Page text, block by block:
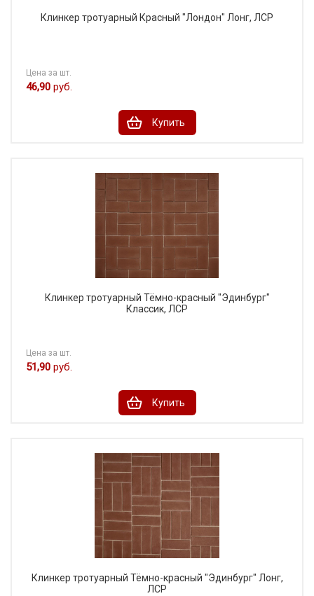
Клинкер тротуарный Красный "Лондон" Лонг, ЛСР
Цена за шт.
46,90 руб.
Купить
Клинкер тротуарный Тёмно-красный "Эдинбург"
Классик, ЛСР
Цена за шт.
51,90 руб.
Купить
Клинкер тротуарный Тёмно-красный "Эдинбург" Лонг,
ЛСР